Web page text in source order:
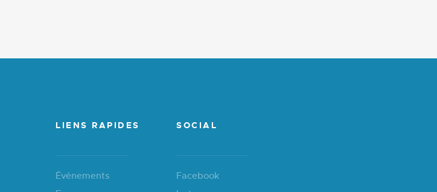
LIENS RAPIDES
Événements
SOCIAL
Facebook